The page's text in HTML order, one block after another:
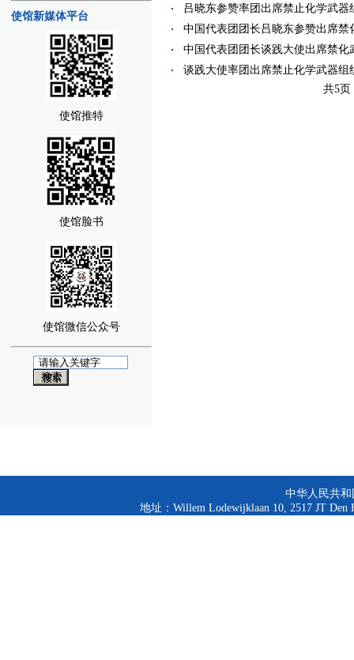
使馆新媒体平台
使馆推特
使馆脸书
使馆微信公众号
吕晓东参赞率团出席禁止化学武器
中国代表团团长吕晓东参赞出席禁
中国代表团团长谈践大使出席禁化
谈践大使率团出席禁止化学武器组
共5
中华人民共
地址：Willem Lodewijklaan 10, 2517 JT Den